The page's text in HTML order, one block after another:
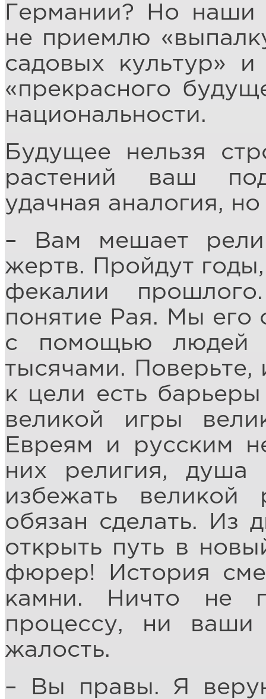
Германии? Но
не приемлю
садовых культур»
«прекрасного
национальности.
Будущее нельзя
растений ваш
удачная аналогия,
– Вам мешает
жертв. Пройдут
фекалии
понятие Рая. Мы его
с помощью людей
тысячами.
к цели есть
великой игры
Евреям и русским
них религия, душа
избежать великой
обязан сделать. Из
открыть путь в
фюрер! История
камни. Ничто не
процессу, ни
жалость.
– Вы правы. Я